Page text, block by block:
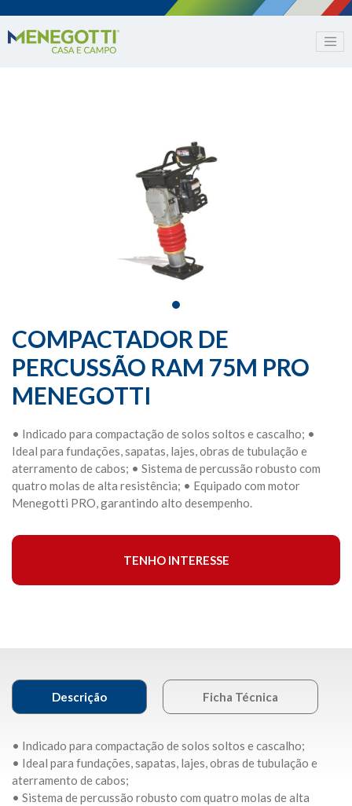
COMPACTADOR DE
PERCUSSÃO RAM 75M PRO
MENEGOTTI
• Indicado para compactação de solos soltos e cascalho; •
Ideal para fundações, sapatas, lajes, obras de tubulação e
aterramento de cabos; • Sistema de percussão robusto com
quatro molas de alta resistência; • Equipado com motor
Menegotti PRO, garantindo alto desempenho.
TENHO INTERESSE
Descrição Ficha Técnica
• Indicado para compactação de solos soltos e cascalho;
• Ideal para fundações, sapatas, lajes, obras de tubulação e
aterramento de cabos;
• Sistema de percussão robusto com quatro molas de alta